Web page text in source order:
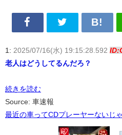
1: 2025/07/16(水) 19:15:28.592
老人はどうしてるんだろ？
続きを読む
Source: 車速報
最近の車ってCDプレーヤーないじ